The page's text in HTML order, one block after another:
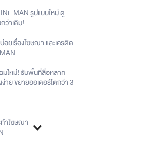
MAN รูปแบบใหม่ ดู
ว่าเดิม!
ยเรื่องโฆษณา และเครดิต
มใหม่! รับพื้นที่สื่อหลาก
าย ขยายออเดอร์โตกว่า 3
ำโฆษณา